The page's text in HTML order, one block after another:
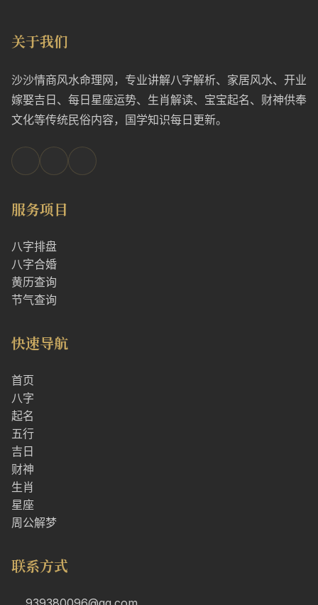
关于我们
沙沙情商风水命理网，专业讲解八字解析、家居风水、开业
嫁娶吉日、每日星座运势、生肖解读、宝宝起名、财神供奉
文化等传统民俗内容，国学知识每日更新。
服务项目
八字排盘
八字合婚
黄历查询
节气查询
快速导航
首页
八字
起名
五行
吉日
财神
生肖
星座
周公解梦
联系方式